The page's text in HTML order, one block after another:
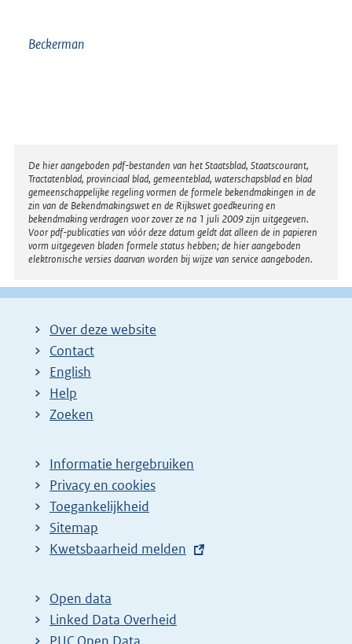
Beckerman
Disclaimer
De hier aangeboden pdf-bestanden van het Staatsblad, Staatscourant,
Tractatenblad, provinciaal blad, gemeenteblad, waterschapsblad en blad
gemeenschappelijke regeling vormen de formele bekendmakingen in de
zin van de Bekendmakingswet en de Rijkswet goedkeuring en
bekendmaking verdragen voor zover ze na 1 juli 2009 zijn uitgegeven.
Voor pdf-publicaties van vóór deze datum geldt dat alleen de in papieren
vorm uitgegeven bladen formele status hebben; de hier aangeboden
elektronische versies daarvan worden bij wijze van service aangeboden.
Over deze website
Contact
English
Help
Zoeken
Informatie hergebruiken
Privacy en cookies
Toegankelijkheid
Sitemap
E
t
e
r
Kwetsbaarheid melden
Open data
Linked Data Overheid
PUC Open Data